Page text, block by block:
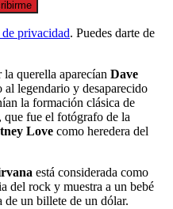
privacidad. Puedes darte de
querella aparecían Dave
al legendario y desaparecido
la formación clásica de
fue el fotógrafo de la
Love como heredera del
está considerada como
del rock y muestra a un bebé
de un billete de un dólar.